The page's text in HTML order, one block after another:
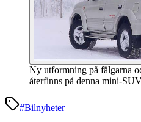
Ny utformning på fälgarna
återfinns på denna mini-
#Bilnyheter